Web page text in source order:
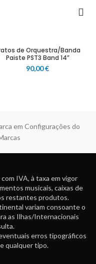
de Orquestra/Banda
Paiste PST3 Band 14”
90,00€
em Configurações do
IVA, à taxa em vigor
musicais, caixas de
restantes produtos.
variam consoante o
as Ilhas/Internacionais
erros tipográficos
qualquer tipo.